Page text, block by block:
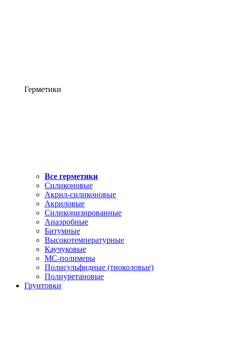
Герметики
Все герметики
Силиконовые
Акрил-силиконовые
Акриловые
Силиконизированные
Анаэробные
Битумные
Высокотемпературные
Каучуковые
МС-полимеры
Полисульфидные (тиоколовые)
Полиуретановые
Грунтовки